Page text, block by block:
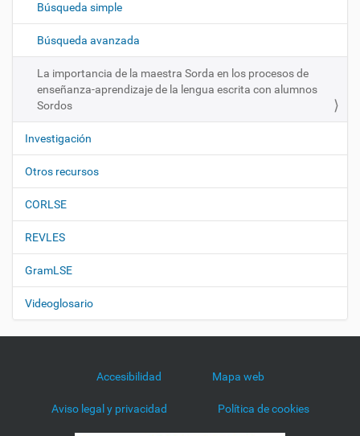
i
n
Búsqueda simple
Búsqueda avanzada
La importancia de la maestra Sorda en los procesos de
enseñanza-aprendizaje de la lengua escrita con alumnos
Sordos
Investigación
Otros recursos
CORLSE
REVLES
GramLSE
Videoglosario
Accesibilidad Mapa web
Aviso legal y privacidad Política de cookies